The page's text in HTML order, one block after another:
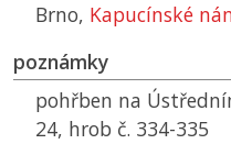
Brno, Kapucínské
poznámky
pohřben na
24, hrob č. 334-335